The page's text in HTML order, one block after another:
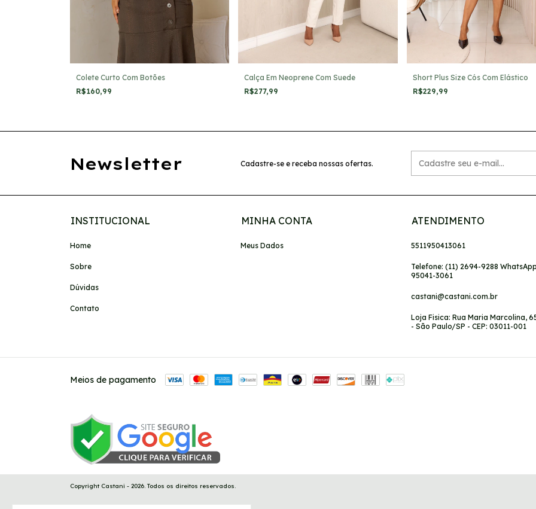
Colete Curto Com Botões
R$160,99
Calça Em Neoprene Com Suede
R$277,99
Short Plus Size Cós Com Elástico
R$229,99
Newsletter Cadastre-se e receba nossas ofertas.
INSTITUCIONAL
Home
Sobre
Dúvidas
Contato
MINHA CONTA
Meus Dados
ATENDIMENTO
5511950413061
Telefone: (11) 2694-9288
95041-3061
castani@castani.com.br
Loja Fisica: Rua Maria Marcolina,
- São Paulo/SP - CEP: 03011-001
Meios de pagamento
Copyright Castani - 2026. Todos os direitos reservados.